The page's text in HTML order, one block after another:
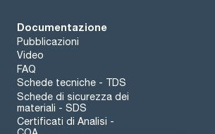
Documentazione
Pubblicazioni
Video
FAQ
Schede tecniche - TDS
Schede di sicurezza dei
materiali - SDS
Certificati di Analisi -